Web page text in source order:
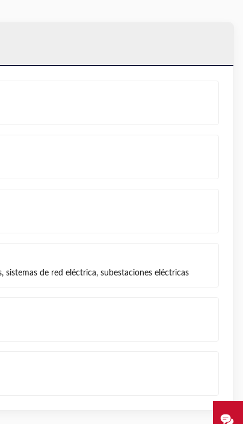
de red eléctrica, subestaciones eléctricas